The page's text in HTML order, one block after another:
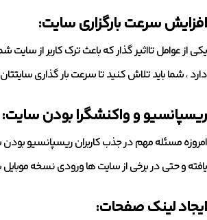
افزایش سرعت بارگزاری سایت:
یکی از عوامل تااثیر گذار که باعث ترک کاربر از
دارد ، شما باید تلاش کنید تا سرعت بار گذاری سایتتان
ریسپانسیو و واکنشگرا بودن سایت:
امروزه مسئله مهم در جذب کاربران ریسپانسیو بودن
یافته و حتی در برخی از سایت ها ورودی نسخه
ایجاد لینک صفحات: